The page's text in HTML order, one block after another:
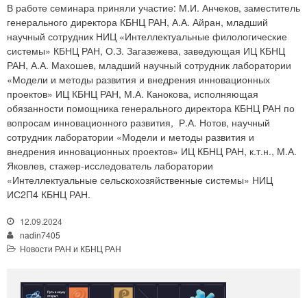
В работе семинара приняли участие: М.И. Анчеков, заместитель
генерального директора КБНЦ РАН, А.А. Айран, младший
научный сотрудник НИЦ «Интеллектуальные филологические
системы» КБНЦ РАН, О.З. Загазежева, заведующая ИЦ КБНЦ
РАН, А.А. Махошев, младший научный сотрудник лаборатории
«Модели и методы развития и внедрения инновационных
проектов» ИЦ КБНЦ РАН, М.А. Канокова, исполняющая
обязанности помощника генерального директора КБНЦ РАН по
вопросам инновационного развития, Р.А. Нотов, научный
сотрудник лаборатории «Модели и методы развития и
внедрения инновационных проектов» ИЦ КБНЦ РАН, к.т.н., М.А.
Яковлев, стажер-исследователь лаборатории
«Интеллектуальные сельскохозяйственные системы» НИЦ
ИС2П4 КБНЦ РАН.
12.09.2024
nadin7405
Новости РАН и КБНЦ РАН